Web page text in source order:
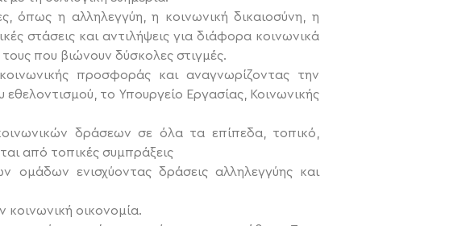
όπως η αλληλεγγύη, η κοινωνική δικαιοσύνη, η
στάσεις και αντιλήψεις για διάφορα κοινωνικά
που βιώνουν δύσκολες στιγμές.
προσφοράς και αναγνωρίζοντας την
το Υπουργείο Εργασίας, Κοινωνικής
δράσεων σε όλα τα επίπεδα, τοπικό,
από τοπικές συμπράξεις
ενισχύοντας δράσεις αλληλεγγύης και
κοινωνική οικονομία.